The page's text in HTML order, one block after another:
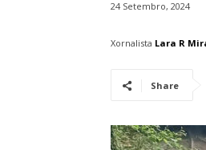
24 Setembro, 2024
Xornalista Lara R
Share